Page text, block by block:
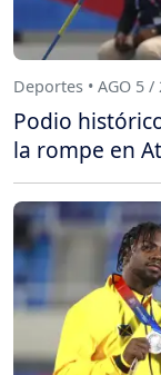
Deportes • AGO 5 /
Podio
la rompe en